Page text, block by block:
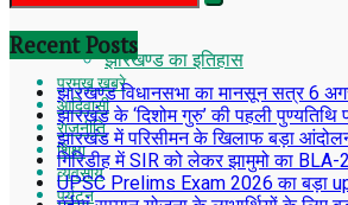
झारखण्ड का इतिहास
प्रमुख खबरे
आदिवासी
राजनीति
शिक्षा
व्यवसाय
पर्यटन
Recent Posts
झारखण्ड विधानसभा का मानसून सत्र 6
झारखंड के ‘दिशोम गुरु’ की पहली
झारखंड में परिसीमन के खिलाफ बड़ा
गिरिडीह में SIR को लेकर झामुमो का
UPSC Prelims Exam 2026 का बड़ा